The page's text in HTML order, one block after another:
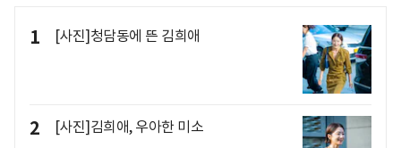
1 [사진]청담동에 뜬 김희애
2 [사진]김희애, 우아한 미소